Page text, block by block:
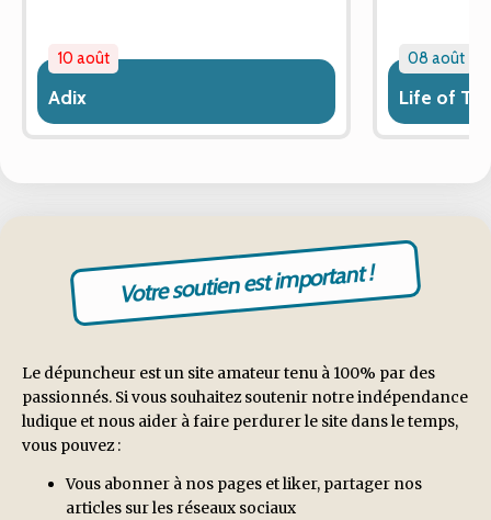
10 août
Adix
08 août
Life of
Votre soutien est important !
Le dépuncheur est un site amateur tenu à 100% par des
passionnés. Si vous souhaitez soutenir notre indépendance
ludique et nous aider à faire perdurer le site dans le temps,
vous pouvez :
Vous abonner à nos pages et liker, partager nos
articles sur les réseaux sociaux